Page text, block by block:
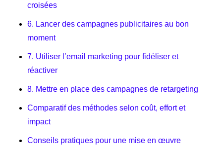
croisées
6. Lancer des campagnes publicitaires au bon
moment
7. Utiliser l’email marketing pour fidéliser et
réactiver
8. Mettre en place des campagnes de retargeting
Comparatif des méthodes selon coût, effort et
impact
Conseils pratiques pour une mise en œuvre